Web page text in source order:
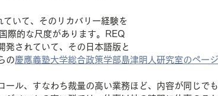
いて、そのリカバリー経験を
際的な尺度があります。REQ
発されていて、その日本語版と
の慶應義塾大学総合政策学部島津明人研究室のページ
ール、すなわち裁量の高い業務ほど、内容が同じで